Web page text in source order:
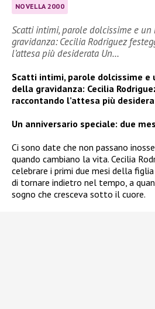
NOVELLA 2000
Scatti intimi, parole dolcissime e
gravidanza: Cecilia Rodriguez
l’attesa più desiderata Un…
Scatti intimi, parole dolcissime e
della gravidanza: Cecilia
raccontando l’attesa più
Un anniversario speciale: due
Ci sono date che non passano
quando cambiano la vita. Cecilia
celebrare i primi due mesi della
di tornare indietro nel tempo, a
sogno che cresceva sotto il cuore.